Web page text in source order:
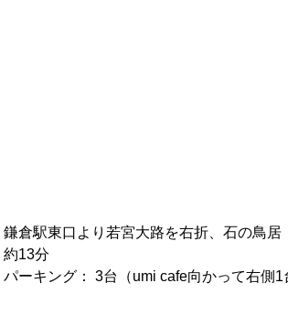
鎌倉駅東口より若宮大路を右折、石の鳥
約13分
パーキング： 3台（umi cafe向かって右側1